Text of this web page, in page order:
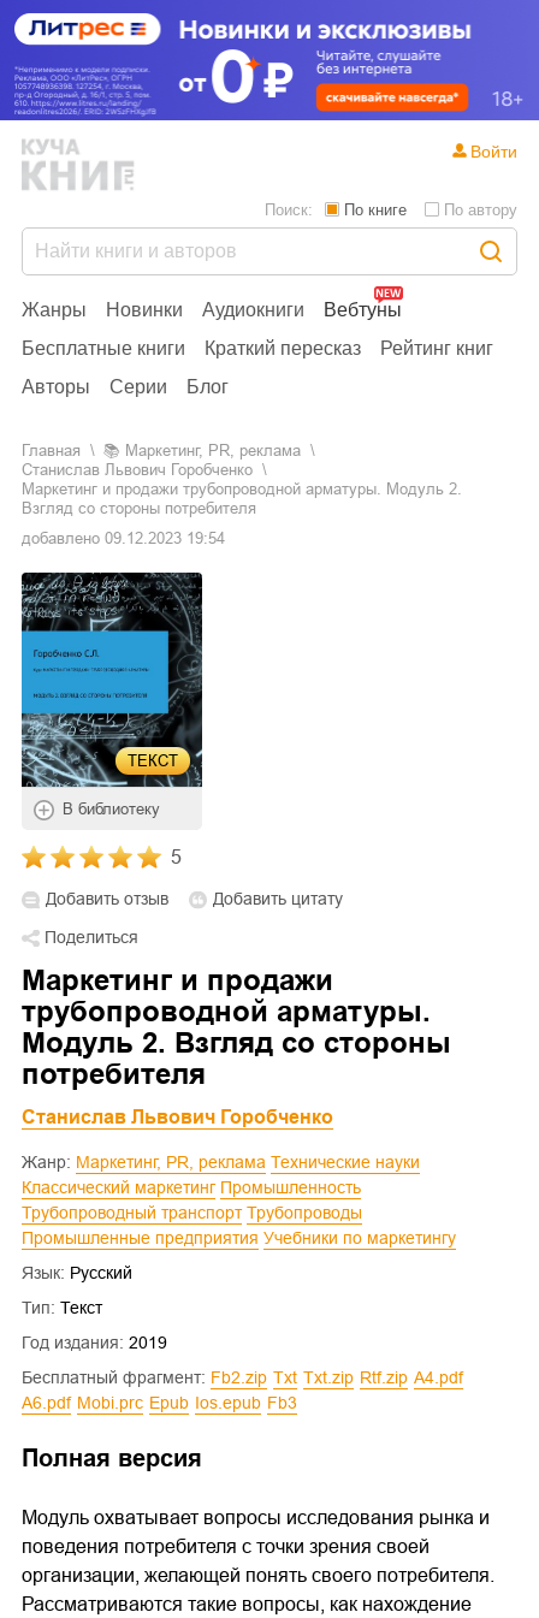
Жанры Новинки Аудиокниги
Вебтуны
Бесплатные книги
Краткий пересказ
Рейтинг книг
Авторы
Серии Блог
Поиск: По книге По автору
Войти
Главная 📚
маркетинг, PR, реклама
Станислав Львович Горобченко
Маркетинг и продажи трубопроводной арматуры. Модуль 2.
Взгляд со стороны потребителя
добавлено 09.12.2023 19:54
ТЕКСТ
В библиотеку
5
Добавить отзыв
Добавить цитату
Поделиться
Маркетинг и продажи
трубопроводной арматуры.
Модуль 2. Взгляд со стороны
потребителя
Станислав Львович Горобченко
Жанр: Маркетинг, PR, реклама
Технические науки
Классический маркетинг
Промышленность
Трубопроводный транспорт
Трубопроводы
Промышленные предприятия
Учебники по маркетингу
Язык: Русский
Тип: Текст
Год издания: 2019
Бесплатный фрагмент:
fb2.zip txt txt.zip rtf.zip
a4.pdf
a6.pdf
mobi.prc epub ios.epub fb3
Полная версия
Модуль охватывает вопросы исследования рынка и
поведения потребителя с точки зрения своей
организации, желающей понять своего потребителя.
Рассматриваются такие вопросы, как нахождение